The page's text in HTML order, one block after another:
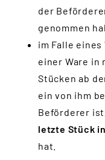
der
genommen
im Falle
einer Ware in
Stücken ab
ein von ihm
Beförderer
letzte Stück
hat.